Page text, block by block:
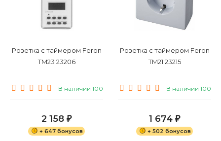
Розетка с таймером Feron
TM23 23206
В наличии 100
2 158 ₽
+ 647 бонусов
Розетка с таймером Feron
TM21 23215
В наличии 100
1 674 ₽
+ 502 бонусов